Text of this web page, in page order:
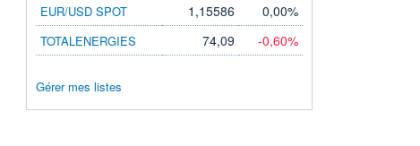
EUR/USD SPOT 1,15586 0,00%
TOTALENERGIES 74,09 -0,60%
Gérer mes listes